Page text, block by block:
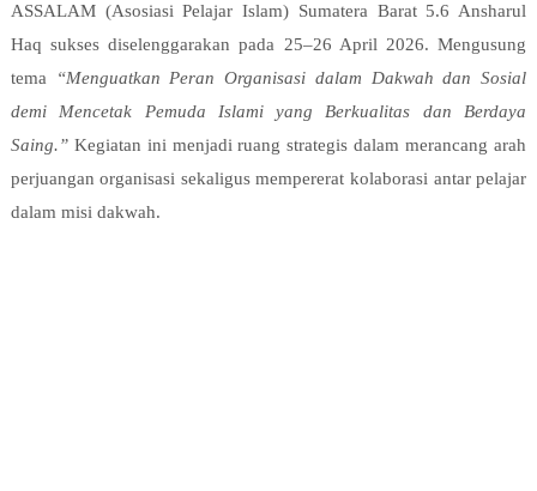
ASSALAM (Asosiasi Pelajar Islam) Sumatera Barat 5.6 Ansharul
Haq sukses diselenggarakan pada 25–26 April 2026. Mengusung
tema
“Menguatkan Peran Organisasi dalam Dakwah dan Sosial
demi Mencetak Pemuda Islami yang Berkualitas dan Berdaya
Saing.”Kegiatan ini menjadi ruang strategis dalam merancang arah
perjuangan organisasi sekaligus mempererat kolaborasi antar pelajar
dalam misi dakwah.